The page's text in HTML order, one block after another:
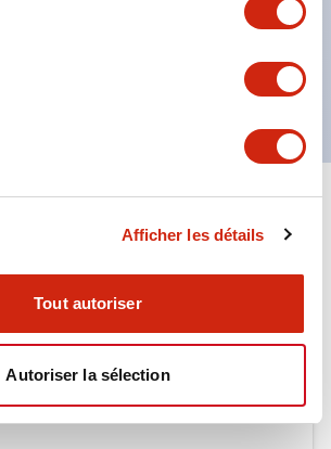
Afficher les détails
Tout autoriser
Autoriser la sélection
buzzer)
.PDF731.97KB